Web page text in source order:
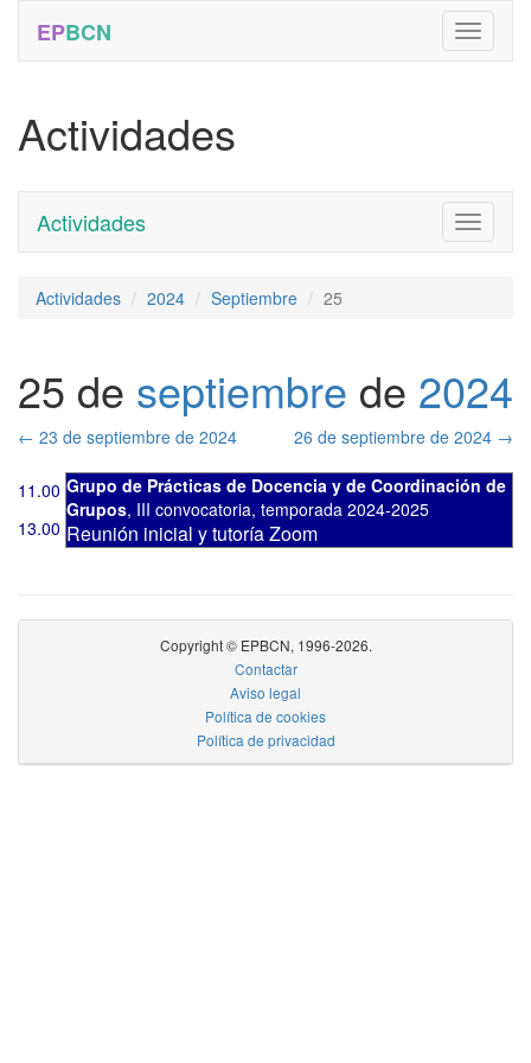
EPBCN
Actividades
Toggle
Actividades
Actividades 2024 Septiembre 25
25 de septiembre de 2024
← 23 de septiembre de 2024 26 de septiembre de 2024 →
11.00 Grupo de Prácticas de Docencia y de Coordinación de
Grupos, III convocatoria, temporada 2024-2025
Reunión inicial y tutoría Zoom
13.00
Copyright © EPBCN, 1996-2026.
Contactar
Aviso legal
Política de cookies
Política de privacidad